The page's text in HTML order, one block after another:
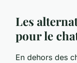
Les
pour le
En dehors des